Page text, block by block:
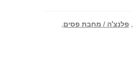
,פלנצ'ה / מחבת פסים,